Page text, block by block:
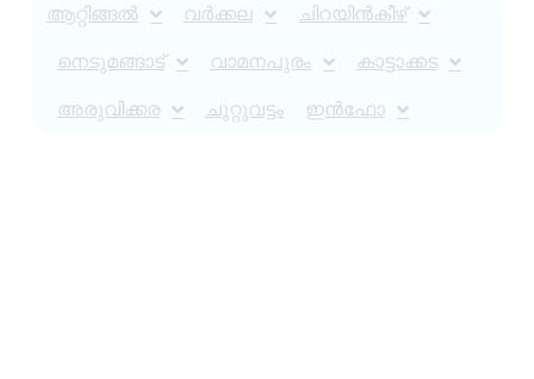
ആറ്റിങ്ങൽ വർക്കല ചിറയിൻകീഴ്
നെടുമങ്ങാട് വാമനപുരം കാട്ടാക്കട
അരുവിക്കര ചുറ്റുവട്ടം ഇൻഫോ